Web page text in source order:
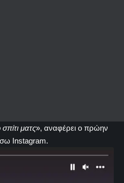
ματς», αναφέρει ο πρώην
Instagram.